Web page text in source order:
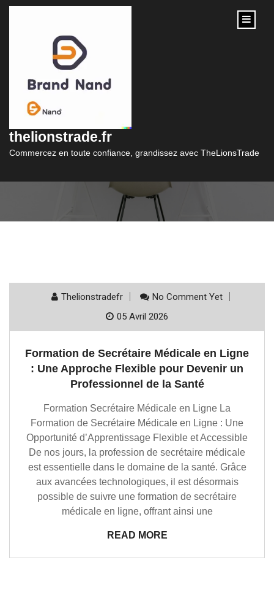
content
thelionstrade.fr
Commercez en toute confiance, grandissez avec TheLionsTrade
Catégorie :
Thelionstradefr
No Comment Yet
05 Avril 2026
Formation de Secrétaire Médicale en Ligne
: Une Approche Flexible pour Devenir un
Professionnel de la Santé
Formation Secrétaire Médicale en Ligne La
Formation de Secrétaire Médicale en Ligne : Une
Opportunité d’Apprentissage Flexible et Accessible
De nos jours, la profession de secrétaire médicale
est essentielle dans le domaine de la santé. Grâce
aux avancées technologiques, il est désormais
possible de suivre une formation de secrétaire
médicale en ligne, offrant ainsi une
READ MORE